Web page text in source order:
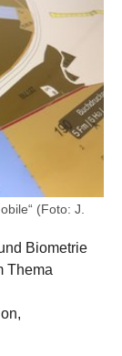
(Foto: J.
Biometrie
Thema